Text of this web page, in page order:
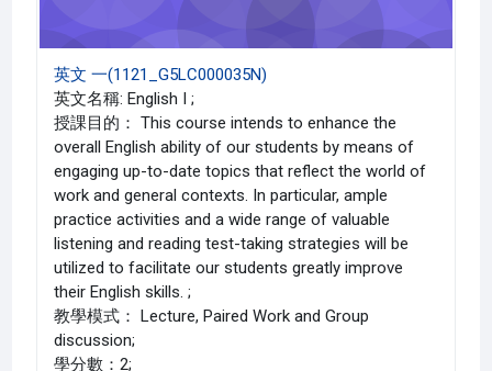
英文 一(1121_G5LC000035N)
英文名稱: English I ;
授課目的： This course intends to enhance the
overall English ability of our students by means of
engaging up-to-date topics that reflect the world of
work and general contexts. In particular, ample
practice activities and a wide range of valuable
listening and reading test-taking strategies will be
utilized to facilitate our students greatly improve
their English skills. ;
教學模式： Lecture, Paired Work and Group
discussion;
學分數：2;